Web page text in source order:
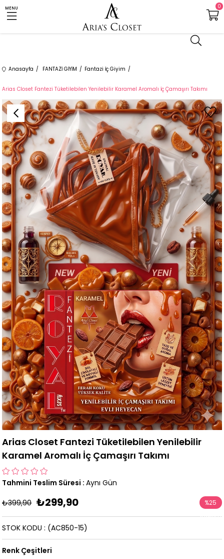
MENU 0
Anasayfa FANTAZİ GİYİM Fantazi İç Giyim
Arias Closet Fantezi Tüketilebilen Yenilebilir Karamel Aromalı İç Çamaşırı Takımı
Arias Closet Fantezi Tüketilebilen Yenilebilir
Karamel Aromalı İç Çamaşırı Takımı
Tahmini Teslim Süresi : Aynı Gün
₺399,90 ₺299,90 %25
İndirim
(AC850-15)
STOK KODU
Renk Çeşitleri